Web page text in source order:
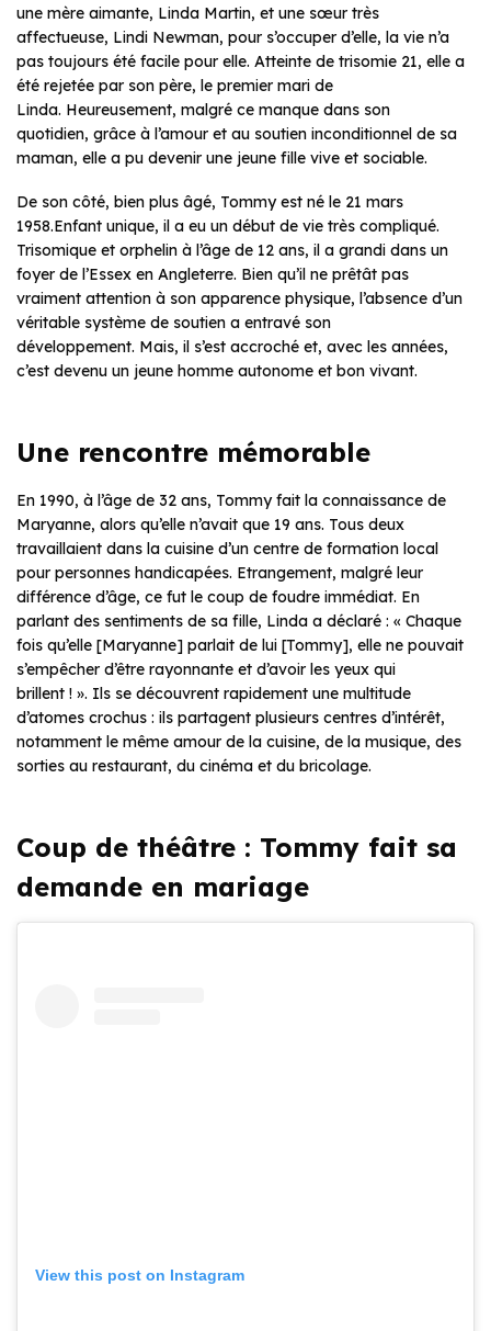
une mère aimante, Linda Martin, et une sœur très
affectueuse, Lindi Newman, pour s’occuper d’elle, la vie n’a
pas toujours été facile pour elle. Atteinte de trisomie 21, elle a
été rejetée par son père, le premier mari de
Linda. Heureusement, malgré ce manque dans son
quotidien, grâce à l’amour et au soutien inconditionnel de sa
maman, elle a pu devenir une jeune fille vive et sociable.
De son côté, bien plus âgé, Tommy est né le 21 mars
1958.Enfant unique, il a eu un début de vie très compliqué.
Trisomique et orphelin à l’âge de 12 ans, il a grandi dans un
foyer de l’Essex en Angleterre. Bien qu’il ne prêtât pas
vraiment attention à son apparence physique, l’absence d’un
véritable système de soutien a entravé son
développement. Mais, il s’est accroché et, avec les années,
c’est devenu un jeune homme autonome et bon vivant.
Une rencontre mémorable
En 1990, à l’âge de 32 ans, Tommy fait la connaissance de
Maryanne, alors qu’elle n’avait que 19 ans. Tous deux
travaillaient dans la cuisine d’un centre de formation local
pour personnes handicapées. Etrangement, malgré leur
différence d’âge, ce fut le coup de foudre immédiat. En
parlant des sentiments de sa fille, Linda a déclaré : « Chaque
fois qu’elle [Maryanne] parlait de lui [Tommy], elle ne pouvait
s’empêcher d’être rayonnante et d’avoir les yeux qui
brillent ! ». Ils se découvrent rapidement une multitude
d’atomes crochus : ils partagent plusieurs centres d’intérêt,
notamment le même amour de la cuisine, de la musique, des
sorties au restaurant, du cinéma et du bricolage.
Coup de théâtre : Tommy fait sa
demande en mariage
View this post on Instagram